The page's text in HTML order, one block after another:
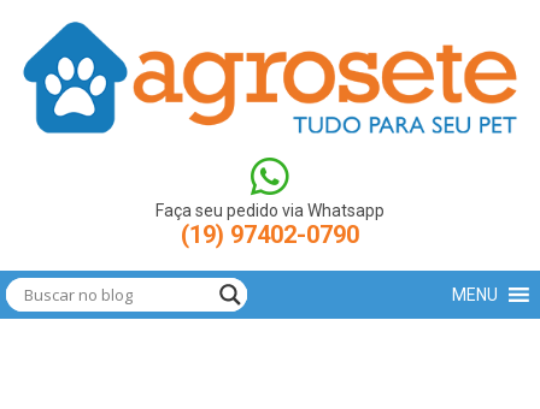
Date().getTime(),event:'gtm.js'});var
f=d.getElementsByTagName(s)[0],
j=d.createElement(s),dl=l!='dataLayer'?'&l='+l:'';j.async=true;j.src=
'https://www.googletagmanager.com/gtm.js?
id='+i+dl;f.parentNode.insertBefore(j,f); })
(window,document,'script','dataLayer','GTM-N9LBXCV');
Faça seu pedido via Whatsapp
(19) 97402-0790
MENU